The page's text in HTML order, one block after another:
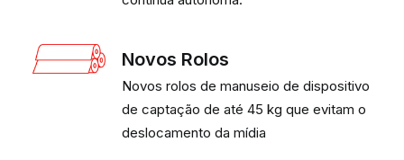
Novos Rolos
Novos rolos de manuseio de dispositivo
de captação de até 45 kg que evitam o
deslocamento da mídia